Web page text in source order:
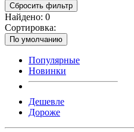
Сбросить фильтр
Найдено: 0
Сортировка:
По умолчанию
Популярные
Новинки
Дешевле
Дороже